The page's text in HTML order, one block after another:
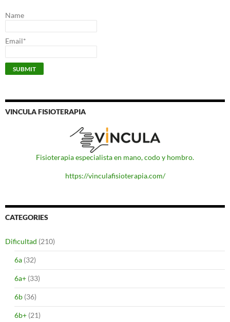
Name
Email*
VINCULA FISIOTERAPIA
Fisioterapia especialista en mano, codo y hombro.
https://vinculafisioterapia.com/
CATEGORIES
Dificultad (210)
6a (32)
6a+ (33)
6b (36)
6b+ (21)